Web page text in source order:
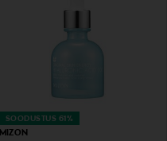
SOODUSTUS 61%
MIZON